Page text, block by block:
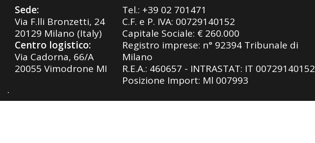
Sede:
Via F.lli Bronzetti, 24
20129 Milano (Italy)
Centro logistico:
Via Cadorna, 66/A
20055 Vimodrone MI
Tel.: +39 02 701471
C.F. e P. IVA: 00729140152
Capitale Sociale: € 260.000
Registro imprese: n° 92394 Tribunale di
Milano
R.E.A.: 460657 - INTRASTAT: IT 00729140152
Posizione Import: Ml 007993